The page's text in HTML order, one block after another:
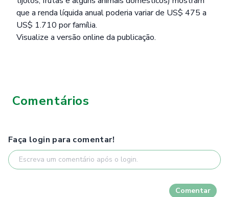
que a renda líquida anual poderia variar de US$ 475 a
US$ 1.710 por família.
Visualize a versão online da publicação.
Comentários
Faça login para comentar!
Comentar